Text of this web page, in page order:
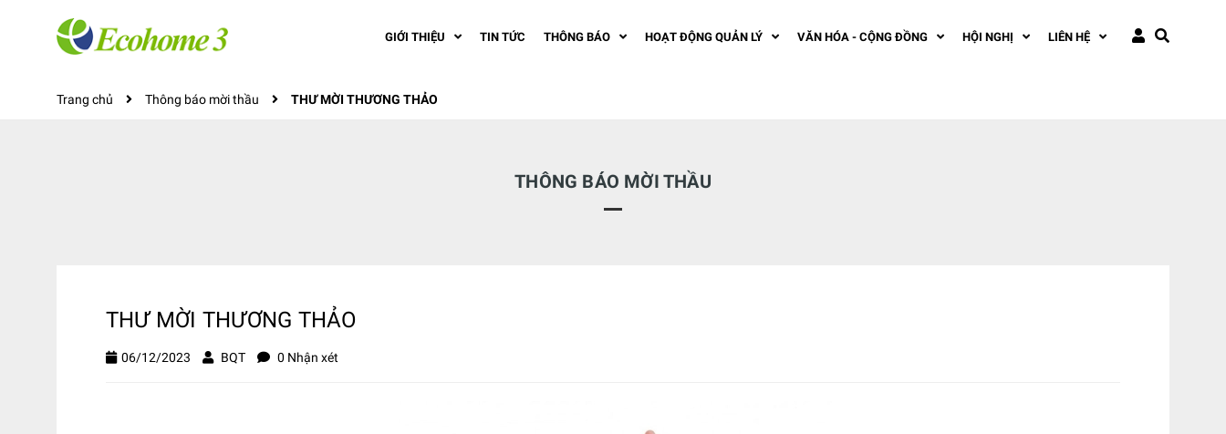
GIỚI THIỆU TIN TỨC THÔNG BÁO HOẠT ĐỘNG QUẢN LÝ VĂN HÓA - CỘNG ĐỒNG HỘI NGHỊ LIÊN HỆ
Trang chủ Thông báo mời thầu THƯ MỜI THƯƠNG THẢO
THÔNG BÁO MỜI THẦU
THƯ MỜI THƯƠNG THẢO
06/12/2023 BQT 0 Nhận xét